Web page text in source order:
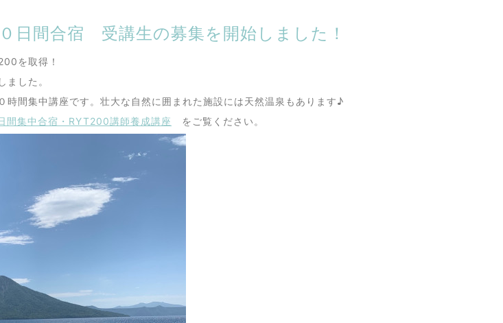
間合宿 受講生の募集を開始しました！
を取得！
ました。
時間集中講座です。壮大な自然に囲まれた施設には天然温泉もあります♪
間集中合宿・RYT200講師養成講座 をご覧ください。